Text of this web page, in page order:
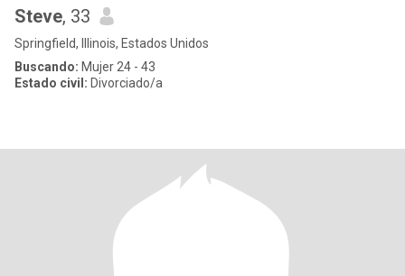
Steve, 33
Springfield, Illinois, Estados Unidos
Buscando: Mujer 24 - 43
Estado civil: Divorciado/a